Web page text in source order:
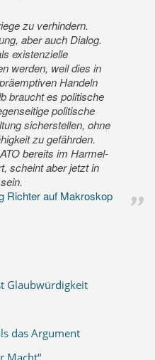
zu verhindern.
aber auch Dialog.
existenzielle
werden, weil dies in
Handeln
braucht es politische
politische
sicherstellen, ohne
zu gefährden.
bereits im Harmel-
scheint aber jetzt in
Richter auf Makroskop
Glaubwürdigkeit
das Argument
Macht“